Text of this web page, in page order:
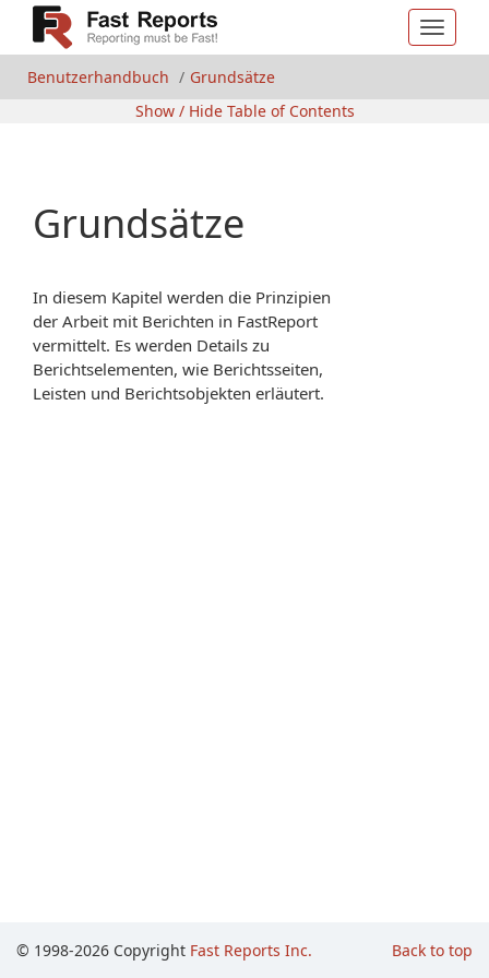
Toggle
Benutzerhandbuch
Grundsätze
Show / Hide Table of Contents
Grundsätze
In diesem Kapitel werden die Prinzipien
der Arbeit mit Berichten in FastReport
vermittelt. Es werden Details zu
Berichtselementen, wie Berichtsseiten,
Leisten und Berichtsobjekten erläutert.
Back to top
© 1998-2026 Copyright Fast Reports Inc.